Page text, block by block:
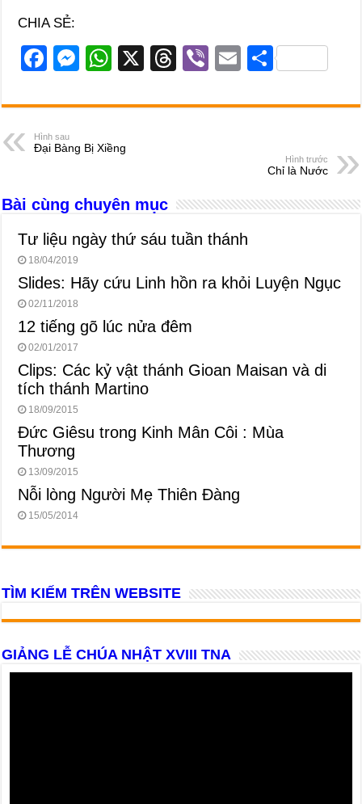
CHIA SẺ:
F
c
e
b
o
k
M
ss
n
er
W
at
A
p
X
T
e
Vi
er
E
ail
S
ar
Hình sau
Đại Bàng Bị Xiềng
Hình trước
Chỉ là Nước
Bài cùng chuyên mục
Tư liệu ngày thứ sáu tuần thánh
18/04/2019
Slides: Hãy cứu Linh hồn ra khỏi Luyện Ngục
02/11/2018
12 tiếng gõ lúc nửa đêm
02/01/2017
Clips: Các kỷ vật thánh Gioan Maisan và di
tích thánh Martino
18/09/2015
Đức Giêsu trong Kinh Mân Côi : Mùa
Thương
13/09/2015
Nỗi lòng Người Mẹ Thiên Đàng
15/05/2014
TÌM KIẾM TRÊN WEBSITE
GIẢNG LỄ CHÚA NHẬT XVIII TNA